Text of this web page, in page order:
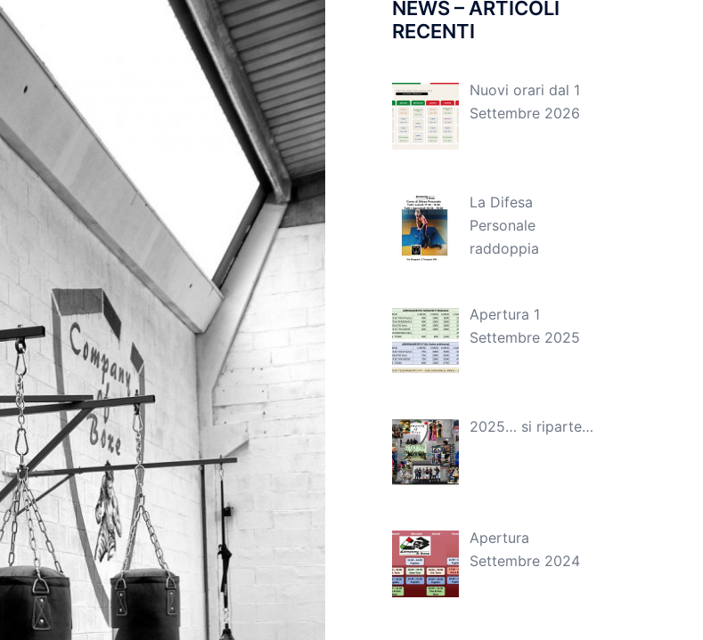
NEWS – ARTICOLI
RECENTI
Nuovi orari dal 1
Settembre 2026
La Difesa
Personale
raddoppia
Apertura 1
Settembre 2025
2025… si riparte…
Apertura
Settembre 2024